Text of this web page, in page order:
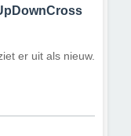
er uit als nieuw.